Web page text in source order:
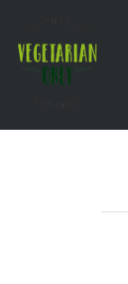
Inhalt